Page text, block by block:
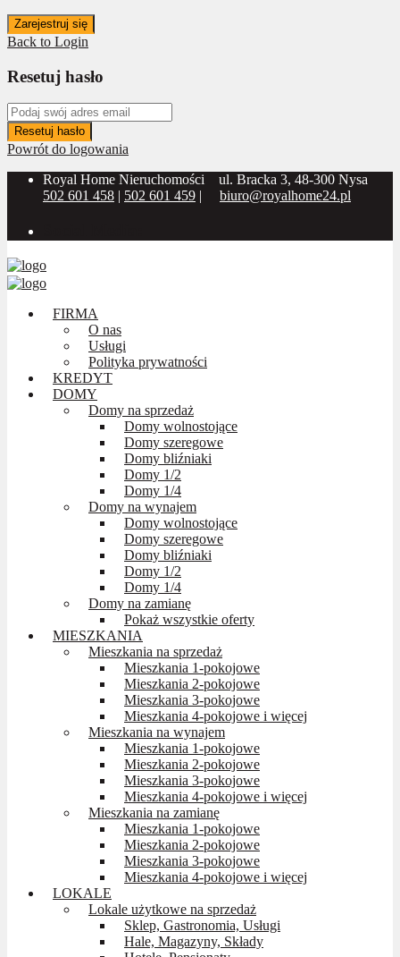
Zarejestruj się
Back to Login
Resetuj hasło
Resetuj hasło
Powrót do logowania
Royal Home Nieruchomości
ul. Bracka 3, 48-300 Nysa
502 601 458 | 502 601 459 | biuro@royalhome24.pl
FIRMA
O nas
Usługi
Polityka prywatności
KREDYT
DOMY
Domy na sprzedaż
Domy wolnostojące
Domy szeregowe
Domy bliźniaki
Domy 1/2
Domy 1/4
Domy na wynajem
Domy wolnostojące
Domy szeregowe
Domy bliźniaki
Domy 1/2
Domy 1/4
Domy na zamianę
Pokaż wszystkie oferty
MIESZKANIA
Mieszkania na sprzedaż
Mieszkania 1-pokojowe
Mieszkania 2-pokojowe
Mieszkania 3-pokojowe
Mieszkania 4-pokojowe i więcej
Mieszkania na wynajem
Mieszkania 1-pokojowe
Mieszkania 2-pokojowe
Mieszkania 3-pokojowe
Mieszkania 4-pokojowe i więcej
Mieszkania na zamianę
Mieszkania 1-pokojowe
Mieszkania 2-pokojowe
Mieszkania 3-pokojowe
Mieszkania 4-pokojowe i więcej
LOKALE
Lokale użytkowe na sprzedaż
Sklep, Gastronomia, Usługi
Hale, Magazyny, Składy